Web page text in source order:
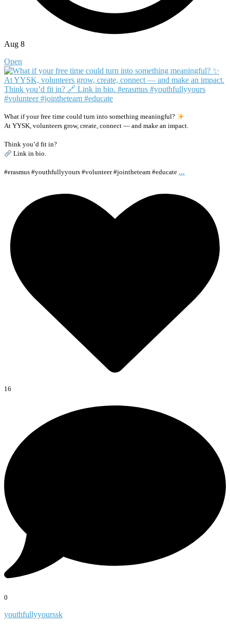
Aug 8
Open
What if your free time could turn into something meaningful?
At YYSK, volunteers grow, create, connect — and make an impact.
Think you’d fit in?
Link in bio.
#erasmus #youthfullyyours #volunteer #jointheteam #educate ...
16
0
youthfullyyourssk